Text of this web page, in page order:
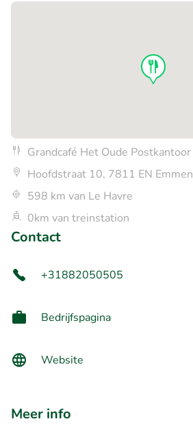
Grandcafé Het Oude Postkantoor
Hoofdstraat 10, 7811 EN Emmen
598 km van Le Havre
0km van treinstation
Contact
+31882050505
Bedrijfspagina
Website
Meer info